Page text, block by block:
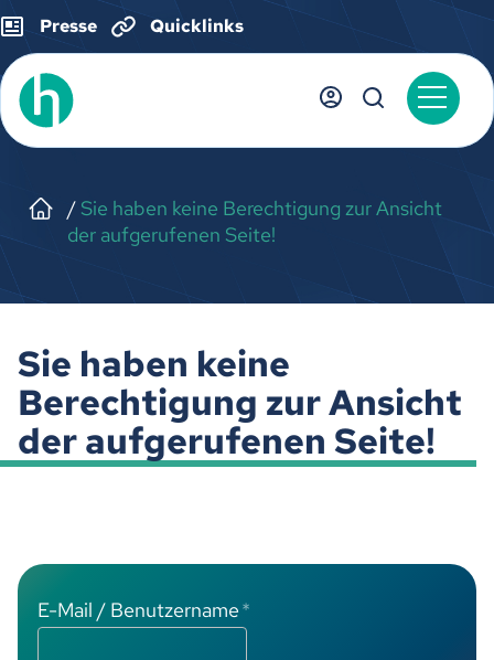
Presse Quicklinks
Sie haben keine Berechtigung zur Ansicht
der aufgerufenen Seite!
Sie haben keine
Berechtigung zur Ansicht
der aufgerufenen Seite!
E-Mail / Benutzername*